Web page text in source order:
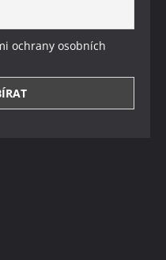
ochrany osobních